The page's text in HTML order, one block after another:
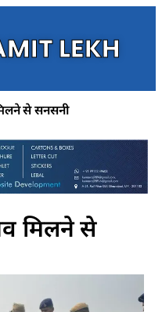
LEKH
से सनसनी
मिलने से